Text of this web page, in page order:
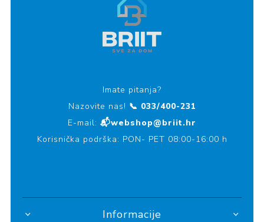
Imate pitanja?
Nazovite nas! 📞 033/400-231
E-mail: 📬webshop@briit.hr
Korisnička podrška: PON- PET 08:00-16:00 h
Informacije